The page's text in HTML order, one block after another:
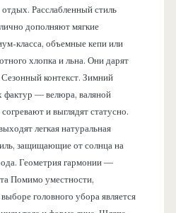
Расслабленный стиль
дополняют мягкие
класса, объемные кепи или
хлопка и льна. Они дарят
контекст. Зимний
фактур — велюра, валяной
и выглядят статусно.
легкая натуральная
защищающие от солнца на
Геометрия гармонии —
Помимо уместности,
головного убора является